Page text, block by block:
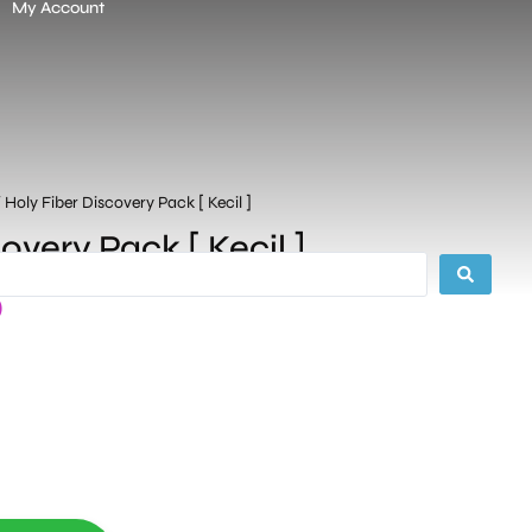
My Account
Fiber Discovery Pack [ Kecil ]
Pack [ Kecil ]